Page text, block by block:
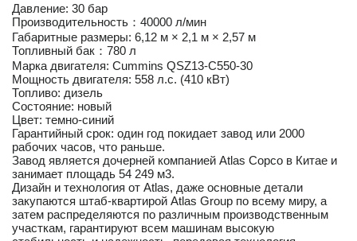
Давление: 30 бар
Производительность：40000 л/мин
Габаритные размеры: 6,12 м × 2,1 м × 2,57 м
Топливный бак：780 л
Марка двигателя: Cummins QSZ13-C550-30
Мощность двигателя: 558 л.с. (410 кВт)
Топливо: дизель
Состояние: новый
Цвет: темно-синий
Гарантийный срок: один год покидает завод или 2000
рабочих часов, что раньше.
Завод является дочерней компанией Atlas Copco в Китае и
занимает площадь 54 249 м3.
Дизайн и технология от Atlas, даже основные детали
закупаются штаб-квартирой Atlas Group по всему миру, а
затем распределяются по различным производственным
участкам, гарантируют всем машинам высокую